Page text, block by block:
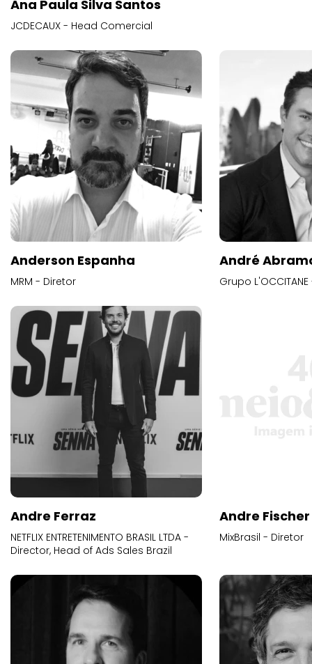
Ana Paula Silva Santos
JCDECAUX - Head Comercial
Anderson Espanha
MRM - Diretor
André
Grupo
Andre Ferraz
NETFLIX ENTRETENIMENTO BRASIL LTDA -
Director, Head of Ads Sales Brazil
Andre Fischer
MixBrasil - Diretor